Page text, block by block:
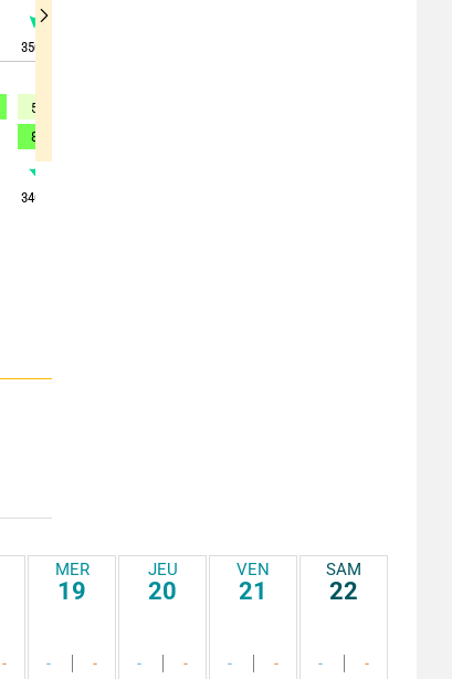
350
5
8
340
-
MER
19
- -
JEU
20
- -
VEN
21
- -
SAM
22
- -